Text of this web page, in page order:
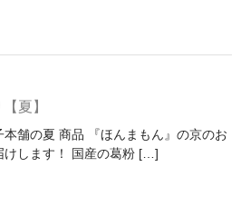
夏】
本舗の夏 商品 『ほんまもん』の京のお
けします！ 国産の葛粉 […]